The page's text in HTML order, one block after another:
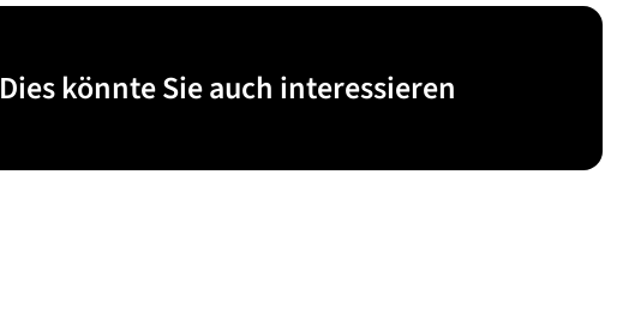
Dies könnte Sie auch interessieren